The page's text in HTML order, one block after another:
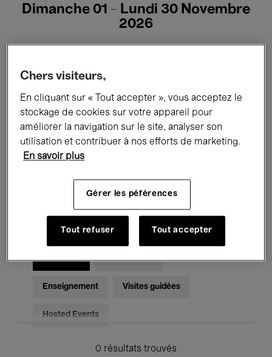
Dimanche 01 - Lundi 30 Novembre
2026
Tous les événements Concerts
Expositions Films Performances
Rencontres & Débats
Musique classique Global Music
Musique électronique
Pour tous Kids’ Palace
Enseignement Visites guidées
Hosted Events
0 résultats trouvés
Chers visiteurs,
En cliquant sur « Tout accepter », vous acceptez le
stockage de cookies sur votre appareil pour
améliorer la navigation sur le site, analyser son
utilisation et contribuer à nos efforts de marketing.
En savoir plus
Gérer les péférences
Tout refuser Tout accepter